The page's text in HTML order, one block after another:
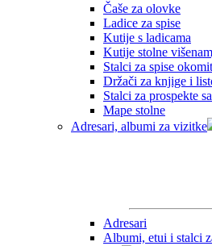
Čaše za olovke
Ladice za spise
Kutije s ladicama
Kutije stolne
Stalci za spise
Držači za knjige i
Stalci za prospekte
Mape stolne
Adresari, albumi za vizitke
Adresari
Albumi, etui i stalci